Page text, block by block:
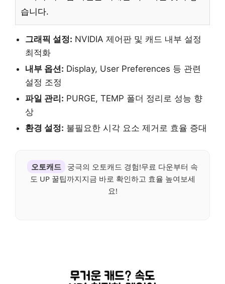
습니다.
그래픽 설정: NVIDIA 제어판 및 캐드 내부 설정
최적화
내부 옵션: Display, User Preferences 등 관련
설정 조정
파일 관리: PURGE, TEMP 폴더 정리로 성능 향
상
환경 설정: 불필요한 시각 요소 제거로 효율 증대
오토캐드
궁극의 오토캐드 경험!무료 다운부터 속
도 UP 꿀팁까지지금 바로 확인하고 효율 높여보세
요!